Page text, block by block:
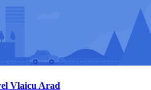
Vlaicu Arad